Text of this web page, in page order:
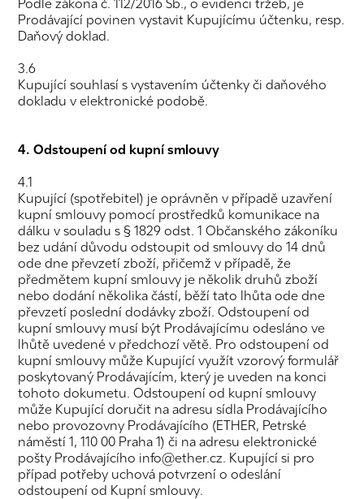
Podle zákona č. 112/2016 Sb., o evidenci tržeb, je
Prodávající povinen vystavit Kupujícímu účtenku, resp.
Daňový doklad.
3.6
Kupující souhlasí s vystavením účtenky či daňového
dokladu v elektronické podobě.
4. Odstoupení od kupní smlouvy
4.1
Kupující (spotřebitel) je oprávněn v případě uzavření
kupní smlouvy pomocí prostředků komunikace na
dálku v souladu s § 1829 odst. 1 Občanského zákoníku
bez udání důvodu odstoupit od smlouvy do 14 dnů
ode dne převzetí zboží, přičemž v případě, že
předmětem kupní smlouvy je několik druhů zboží
nebo dodání několika částí, běží tato lhůta ode dne
převzetí poslední dodávky zboží. Odstoupení od
kupní smlouvy musí být Prodávajícímu odesláno ve
lhůtě uvedené v předchozí větě. Pro odstoupení od
kupní smlouvy může Kupující využít vzorový formulář
poskytovaný Prodávajícím, který je uveden na konci
tohoto dokumetu. Odstoupení od kupní smlouvy
může Kupující doručit na adresu sídla Prodávajícího
nebo provozovny Prodávajícího (ETHER, Petrské
náměstí 1, 110 00 Praha 1) či na adresu elektronické
pošty Prodávajícího info@ether.cz. Kupující si pro
případ potřeby uchová potvrzení o odeslání
odstoupení od Kupní smlouvy.